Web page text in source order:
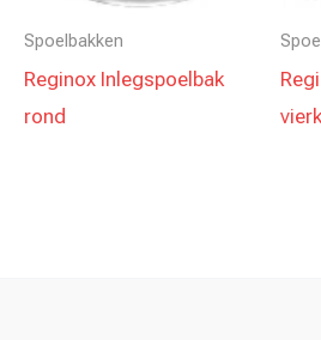
Spoelbakken
Reginox Inlegspoelbak
rond